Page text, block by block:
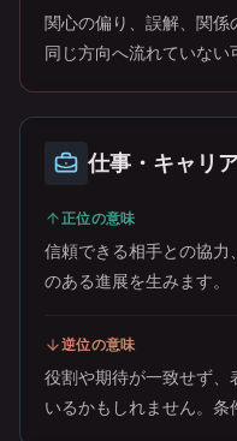
関心の偏り、誤解、関
同じ方向へ流れていない
仕事・キャリ
正位の意味
信頼できる相手との協力
のある進展を生みます。
逆位の意味
役割や期待が一致せず、
いるかもしれません。条